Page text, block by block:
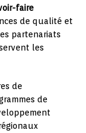
faire
de qualité et
partenariats
les
de
de